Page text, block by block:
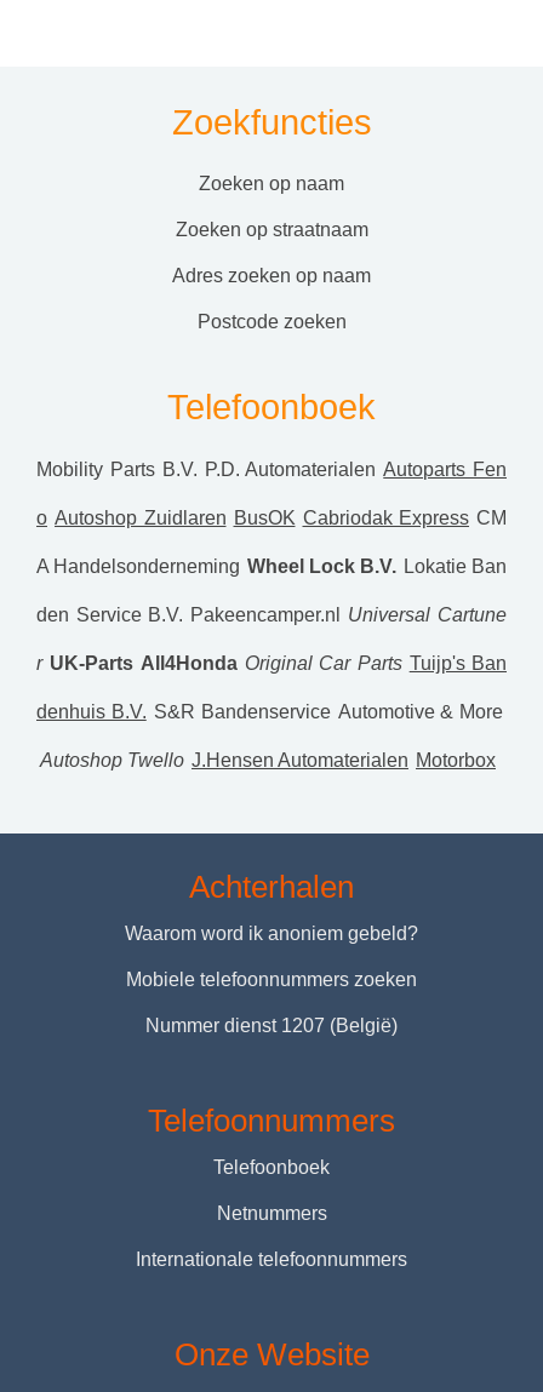
Zoekfuncties
zoeken op naam
zoeken op straatnaam
adres zoeken op naam
postcode zoeken
Telefoonboek
Mobility Parts B.V. P.D. Automaterialen Autoparts Fen
o Autoshop Zuidlaren BusOK Cabriodak Express CM
A Handelsonderneming Wheel Lock B.V. Lokatie Ban
den Service B.V. Pakeencamper.nl Universal Cartune
r UK-Parts All4Honda Original Car Parts Tuijp's Ban
denhuis B.V. S&R Bandenservice Automotive & More
Autoshop Twello J.Hensen Automaterialen Motorbox
Achterhalen
Waarom word ik anoniem gebeld?
Mobiele telefoonnummers zoeken
Nummer dienst 1207 (België)
Telefoonnummers
Telefoonboek
Netnummers
Internationale telefoonnummers
Onze Website